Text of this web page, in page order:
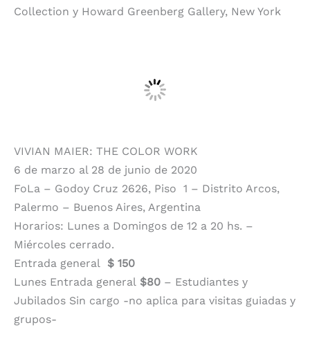
Collection y Howard Greenberg Gallery, New York
VIVIAN MAIER: THE COLOR WORK
6 de marzo al 28 de junio de 2020
FoLa – Godoy Cruz 2626, Piso 1 – Distrito Arcos,
Palermo – Buenos Aires, Argentina
Horarios: Lunes a Domingos de 12 a 20 hs. –
Miércoles cerrado.
Entrada general $ 150
Lunes Entrada general $80 – Estudiantes y
Jubilados Sin cargo -no aplica para visitas guiadas y
grupos-